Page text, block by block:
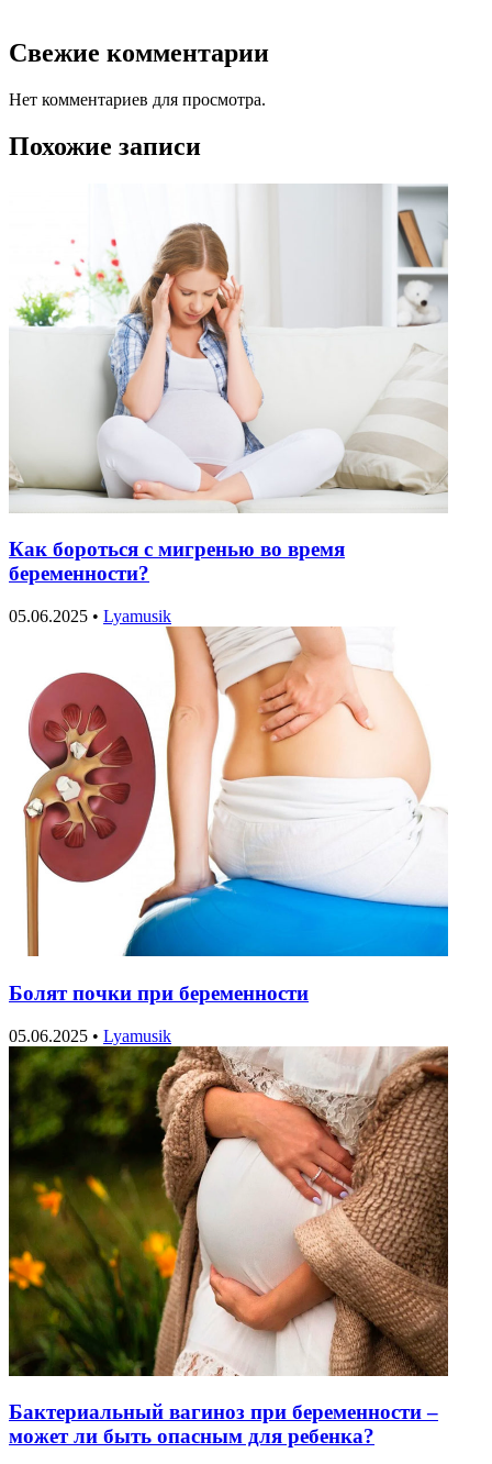
Свежие комментарии
Нет комментариев для просмотра.
Похожие записи
Как бороться с мигренью во время
беременности?
05.06.2025 • Lyamusik
Болят почки при беременности
05.06.2025 • Lyamusik
Бактериальный вагиноз при беременности –
может ли быть опасным для ребенка?